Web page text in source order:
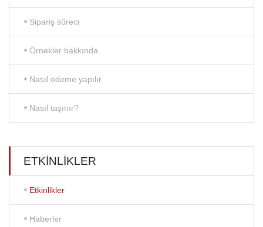
Sipariş süreci
Örnekler hakkında
Nasıl ödeme yapılır
Nasıl taşınır?
ETKINLIKLER
Etkinlikler
Haberler